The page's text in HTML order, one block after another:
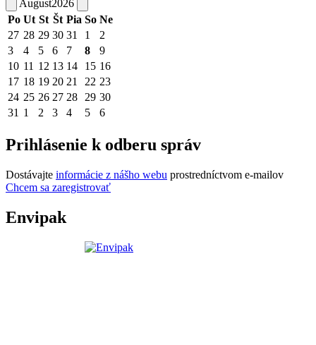
August2026
Po Ut St Št Pia So Ne
27 28 29 30 31 1
2
3
4 5 6 7 8
9
10 11 12 13 14 15 16
17 18 19 20 21 22 23
24 25 26 27 28 29 30
31 1 2 3 4 5 6
Prihlásenie k odberu správ
Dostávajte informácie z nášho webu prostredníctvom e-mailov
Chcem sa zaregistrovať
Envipak